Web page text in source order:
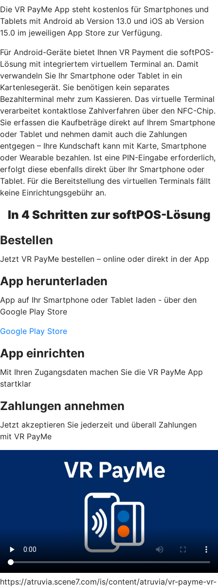
Die VR PayMe App steht kostenlos für Smartphones und
Tablets mit Android ab Version 13.0 und iOS ab Version
15.0 im jeweiligen App Store zur Verfügung.
Für Android-Geräte bietet Ihnen VR Payment die softPOS-
Lösung mit integriertem virtuellem Terminal an. Damit
verwandeln Sie Ihr Smartphone oder Tablet in ein
Kartenlesegerät. Sie benötigen kein separates
Bezahlterminal mehr zum Kassieren. Das virtuelle Terminal
verarbeitet kontaktlose Zahlverfahren über den NFC-Chip.
Sie erfassen die Kaufbeträge direkt auf Ihrem Smartphone
oder Tablet und nehmen damit auch die Zahlungen
entgegen – Ihre Kundschaft kann mit Karte, Smartphone
oder Wearable bezahlen. Ist eine PIN-Eingabe erforderlich,
erfolgt diese ebenfalls direkt über Ihr Smartphone oder
Tablet. Für die Bereitstellung des virtuellen Terminals fällt
keine Einrichtungsgebühr an.
In 4 Schritten zur softPOS-Lösung
Bestellen
Jetzt VR PayMe bestellen – online oder direkt in der App
App herunterladen
App auf Ihr Smartphone oder Tablet laden - über den
Google Play Store
Google Play Store
App einrichten
Mit Ihren Zugangsdaten machen Sie die VR PayMe App
startklar
Zahlungen annehmen
Jetzt akzeptieren Sie jederzeit und überall Zahlungen
mit VR PayMe
https://atruvia.scene7.com/is/content/atruvia/vr-payme-vr-